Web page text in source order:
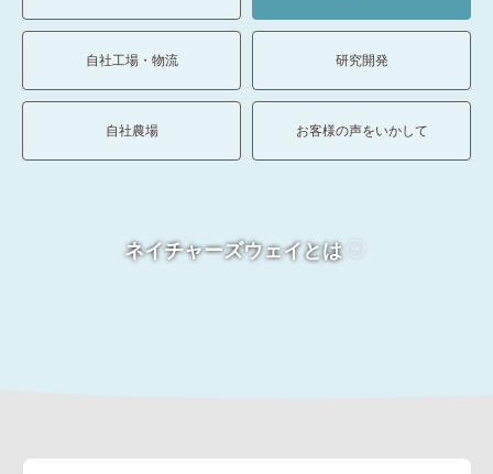
自社工場・物流 研究開発
自社農場 お客様の声をいかして
ネイチャーズウェイとは